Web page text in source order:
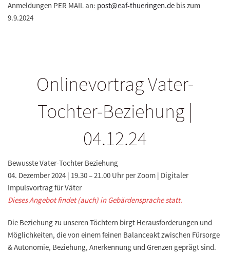
Anmeldungen PER MAIL an: post@eaf-thueringen.de bis zum
9.9.2024
Onlinevortrag Vater-
Tochter-Beziehung |
04.12.24
Bewusste Vater-Tochter Beziehung
04. Dezember 2024 | 19.30 – 21.00 Uhr per Zoom | Digitaler
Impulsvortrag für Väter
Dieses Angebot findet (auch) in Gebärdensprache statt.
Die Beziehung zu unseren Töchtern birgt Herausforderungen und
Möglichkeiten, die von einem feinen Balanceakt zwischen Fürsorge
& Autonomie, Beziehung, Anerkennung und Grenzen geprägt sind.